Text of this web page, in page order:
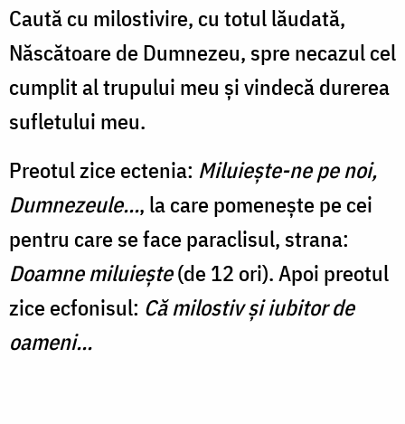
Caută cu milostivire, cu totul lăudată,
Născătoare de Dumnezeu, spre necazul cel
cumplit al trupului meu și vindecă durerea
sufletului meu.
Preotul zice ectenia: Miluiește-ne pe noi,
Dumnezeule..., la care pomenește pe cei
pentru care se face paraclisul, strana:
Doamne miluiește(de 12 ori). Apoi preotul
zice ecfonisul: Că milostiv și iubitor de
oameni...